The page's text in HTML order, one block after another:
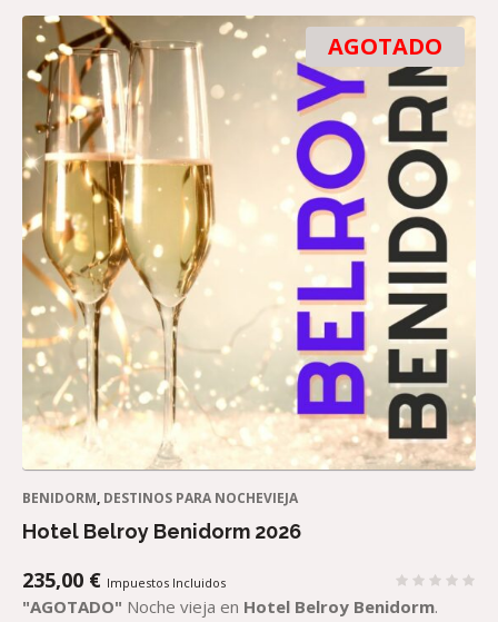
AGOTADO
BENIDORM, DESTINOS PARA NOCHEVIEJA
Hotel Belroy Benidorm 2026
235,00 € Impuestos Incluidos
"AGOTADO" Noche vieja en Hotel Belroy Benidorm.